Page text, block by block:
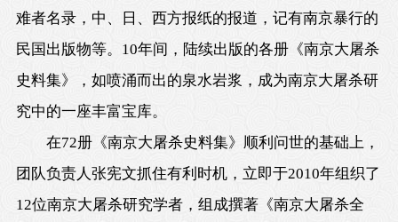
难者名录，中、日、西方报纸的报道，记有南京暴行的
民国出版物等。10年间，陆续出版的各册《南京大屠杀
史料集》，如喷涌而出的泉水岩浆，成为南京大屠杀研
究中的一座丰富宝库。
在72册《南京大屠杀史料集》顺利问世的基础上，
团队负责人张宪文抓住有利时机，立即于2010年组织了
12位南京大屠杀研究学者，组成撰著《南京大屠杀全